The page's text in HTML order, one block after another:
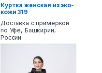
Куртка женская из эко-
кожи 319
Доставка с примеркой
по Уфе, Башкирии,
России